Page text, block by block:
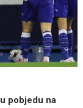
pobjedu na